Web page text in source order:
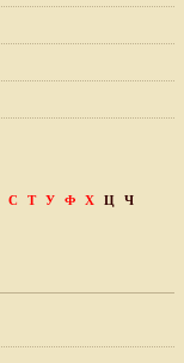
С Т У Ф Х Ц
Ч